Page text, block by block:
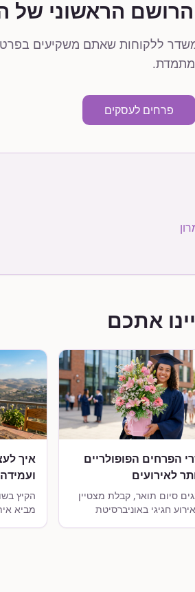
הראשוני
ללקוחות שאתם משקיעים
מתמדת.
פרחים לעסקים
אתכם
הפרחים הפופולריים
לאירועים
אריאל
סיום תואר, קבלת מצטיין
חגיגי באוניברסיטת
איך
ההר
הקיץ
מביא